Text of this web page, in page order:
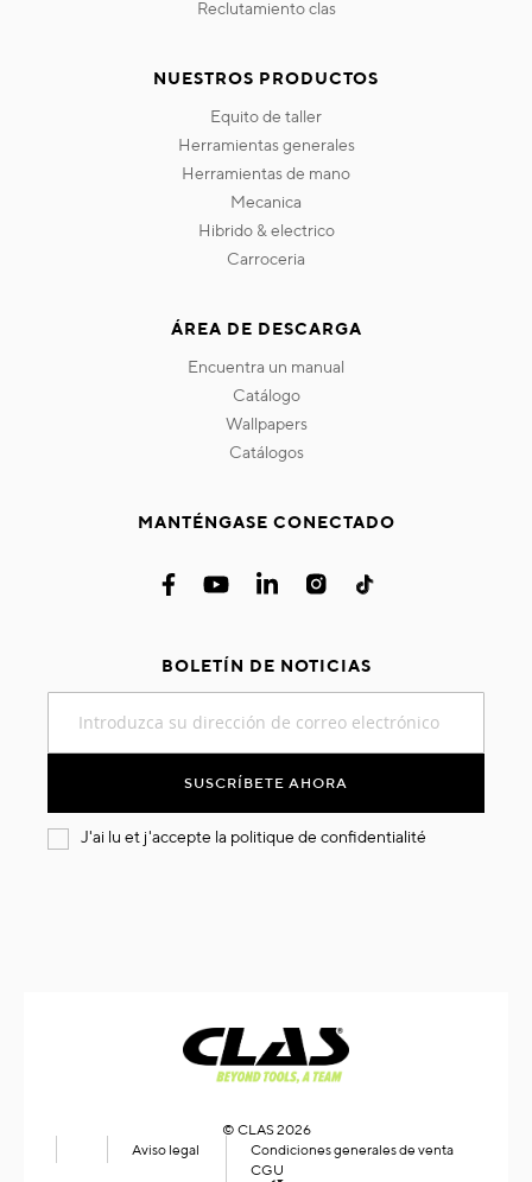
reclutamiento clas
NUESTROS PRODUCTOS
equito de taller
herramientas generales
herramientas de mano
mecanica
hibrido & electrico
carroceria
ÁREA DE DESCARGA
encuentra un manual
catálogo
wallpapers
catálogos
MANTÉNGASE CONECTADO
BOLETÍN DE NOTICIAS
nuestro
SUSCRÍBETE AHORA
J'ai lu et j'accepte la politique de confidentialité
© CLAS 2026
Aviso legal
Condiciones generales de venta
CGU